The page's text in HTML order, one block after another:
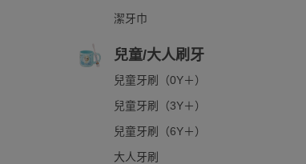
潔牙巾
兒童/大人刷牙
兒童牙刷（0Y＋）
兒童牙刷（3Y＋）
兒童牙刷（6Y＋）
大人牙刷